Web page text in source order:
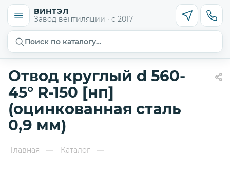
ВИНТЭЛ
Завод вентиляции · с 2017
Поиск по каталогу…
Отвод круглый d 560-
45° R-150 [нп]
(оцинкованная сталь
0,9 мм)
Главная — Каталог —